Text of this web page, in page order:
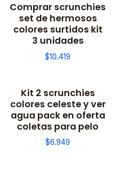
Comprar scrunchies
set de hermosos
colores surtidos kit
3 unidades
$10.419
Kit 2 scrunchies
colores celeste y ver
agua pack en oferta
coletas para pelo
$6.949